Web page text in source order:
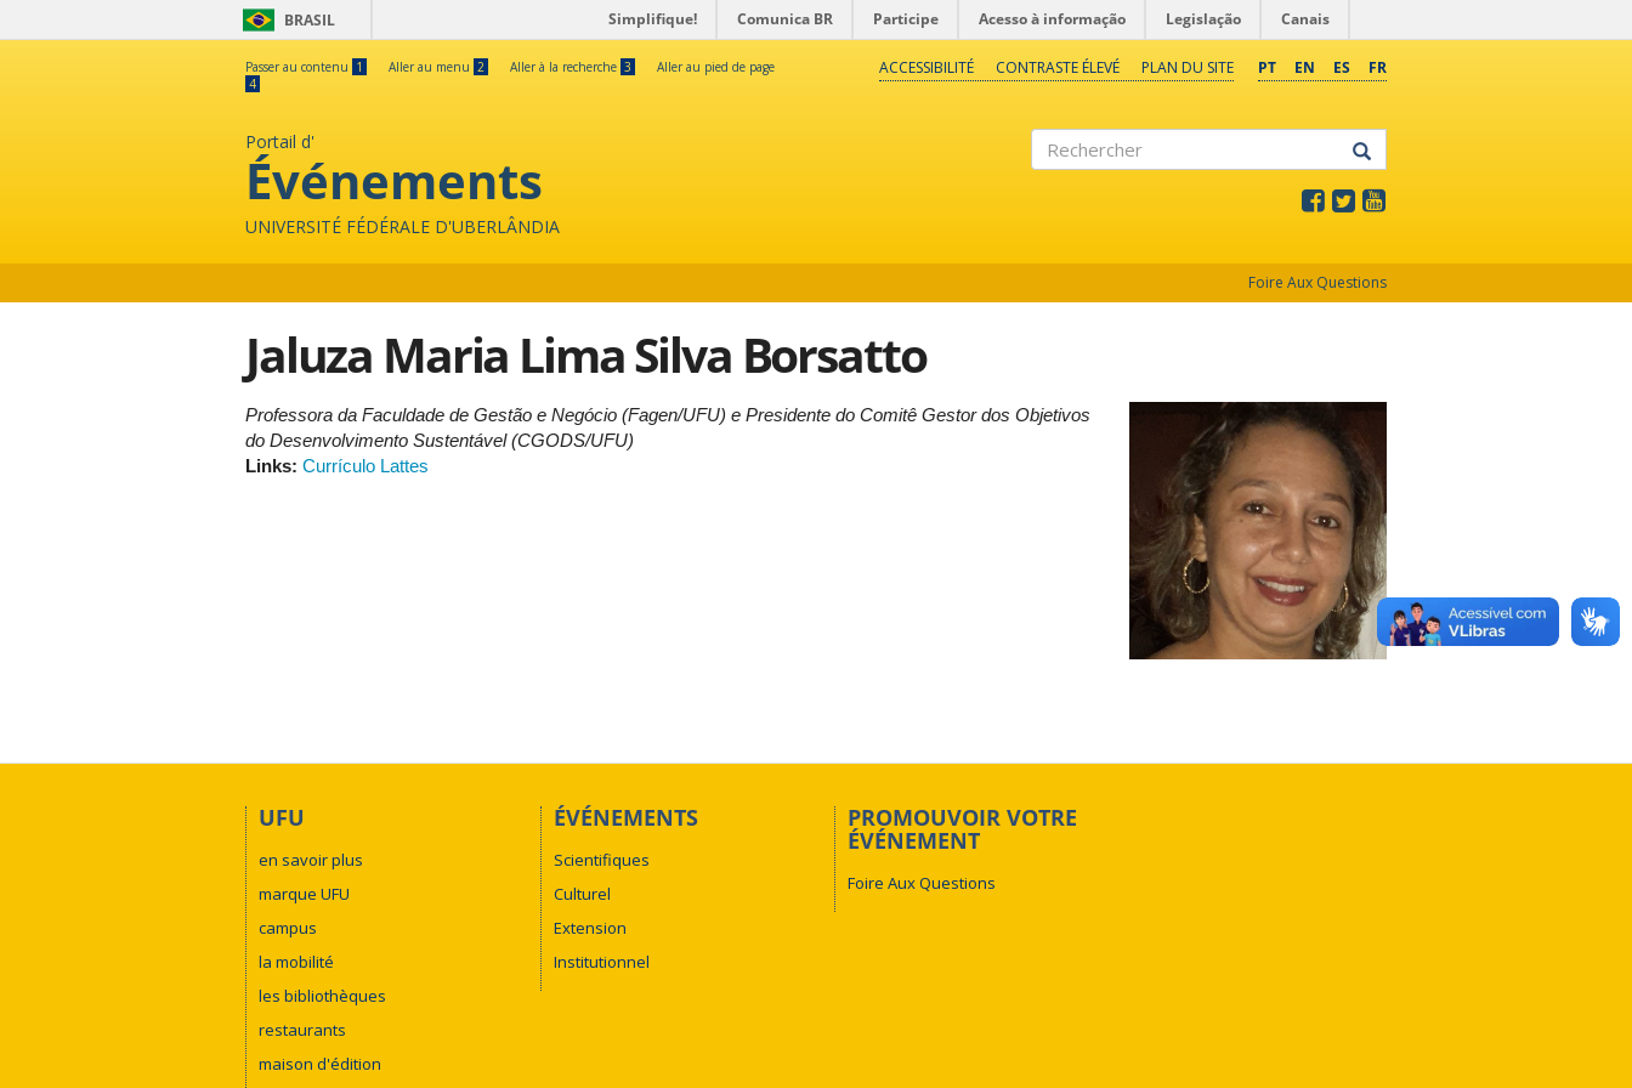
BRASIL Simplifique! Comunica BR Participe Acesso à informação Legislação Canais
Passer au contenu 1 Aller au menu 2 Aller à la recherche 3
Aller au pied de page
4
PT EN ES FR
ACCESSIBILITÉ CONTRASTE ÉLEVÉ PLAN DU SITE
Portail d'
Événements
UNIVERSITÉ FÉDÉRALE D'UBERLÂNDIA
Foire Aux Questions
Jaluza Maria Lima Silva Borsatto
Professora da Faculdade de Gestão e Negócio (Fagen/UFU) e Presidente do Comitê Gestor dos Objetivos
do Desenvolvimento Sustentável (CGODS/UFU)
Links: Currículo Lattes
UFU
en savoir plus
marque UFU
campus
la mobilité
les bibliothèques
restaurants
maison d'édition
ÉVÉNEMENTS
Scientifiques
Culturel
Extension
Institutionnel
PROMOUVOIR VOTRE
ÉVÉNEMENT
Foire Aux Questions